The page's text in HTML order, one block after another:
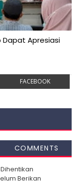
Dapat Apresiasi
FACEBOOK
COMMENTS
Berikan